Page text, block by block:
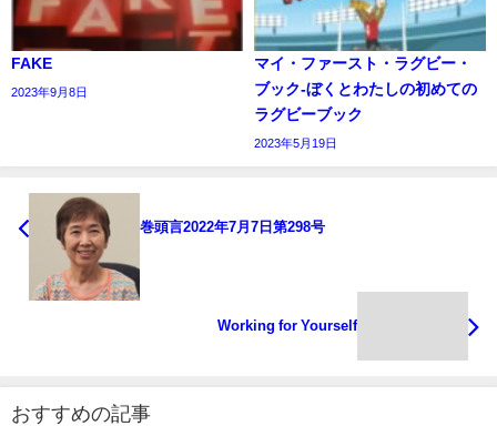
FAKE
2023年9月8日
マイ・ファースト・ラグビー・
ブック‐ぼくとわたしの初めての
ラグビーブック
2023年5月19日
巻頭言2022年7月7日第298号
Working for Yourself
おすすめの記事